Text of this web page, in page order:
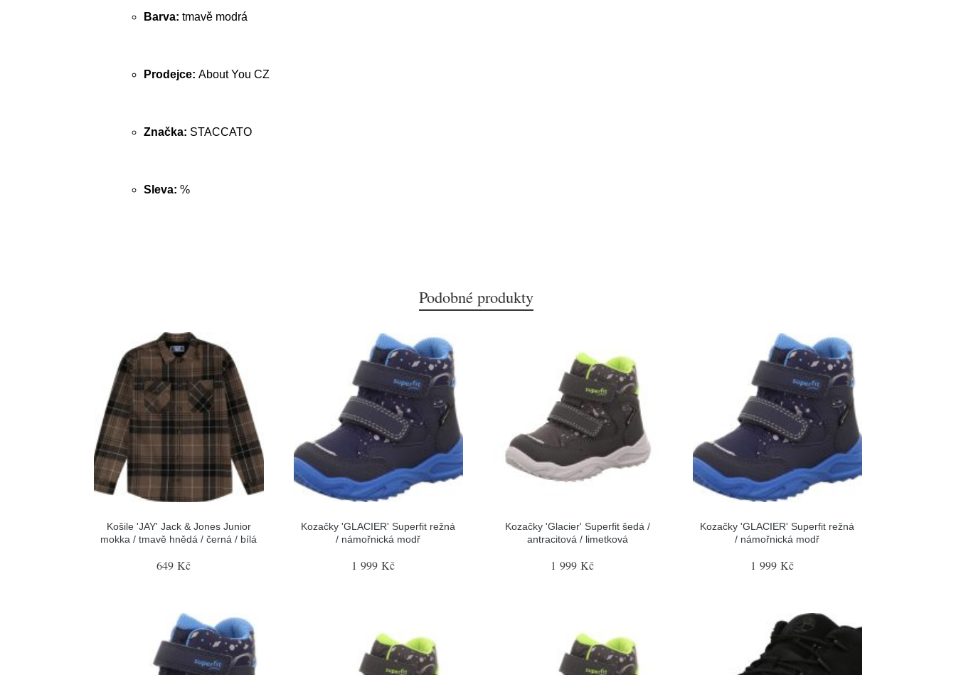
Barva: tmavě modrá
Prodejce: About You CZ
Značka: STACCATO
Sleva: %
Podobné produkty
Košile 'JAY' Jack & Jones Junior
mokka / tmavě hnědá / černá / bílá
649 Kč
Kozačky 'GLACIER' Superfit režná
/ námořnická modř
1 999 Kč
Kozačky 'Glacier' Superfit šedá /
antracitová / limetková
1 999 Kč
Kozačky 'GLACIER' Superfit režná
/ námořnická modř
1 999 Kč